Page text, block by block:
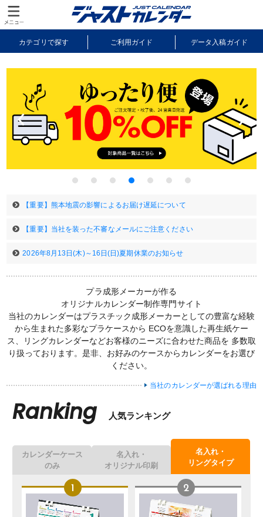
カテゴリで探す ご利用ガイド データ入稿ガイド
Previous Next
1 2 3 4 5 6 7
【重要】熊本地震の影響によるお届け遅延について
【重要】当社を装った不審なメールにご注意ください
2026年8月13日(木)～16日(日)夏期休業のお知らせ
プラ成形メーカーが作る
オリジナルカレンダー制作専門サイト
当社のカレンダーはプラスチック成形メーカーとしての豊富な経験
から生まれた多彩なプラケースから ECOを意識した再生紙ケー
ス、リングカレンダーなどお客様のニーズに合わせた商品を 多数取
り扱っております。是非、お好みのケースからカレンダーをお選び
ください。
当社のカレンダーが選ばれる理由
Ranking 人気ランキング
カレンダーケース
のみ
名入れ・
オリジナル印刷
名入れ・
リングタイプ